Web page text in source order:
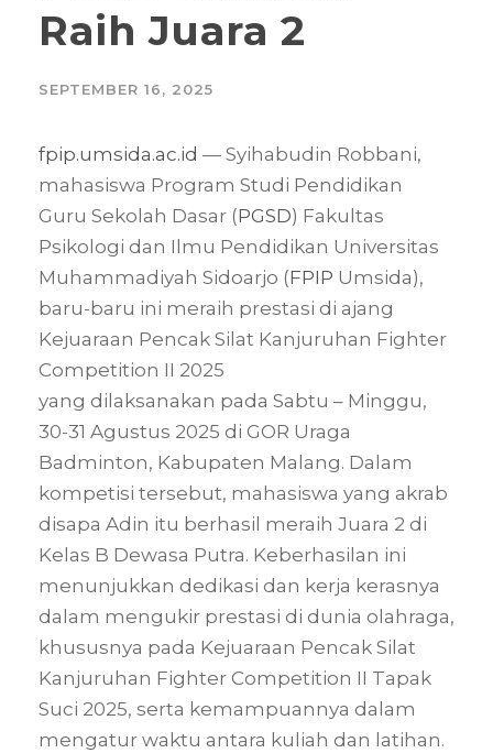
Raih Juara 2
SEPTEMBER 16, 2025
fpip.umsida.ac.id — Syihabudin Robbani,
mahasiswa Program Studi Pendidikan
Guru Sekolah Dasar (PGSD) Fakultas
Psikologi dan Ilmu Pendidikan Universitas
Muhammadiyah Sidoarjo (FPIP Umsida),
baru-baru ini meraih prestasi di ajang
Kejuaraan Pencak Silat Kanjuruhan Fighter
Competition II 2025
yang dilaksanakan pada Sabtu – Minggu,
30-31 Agustus 2025 di GOR Uraga
Badminton, Kabupaten Malang. Dalam
kompetisi tersebut, mahasiswa yang akrab
disapa Adin itu berhasil meraih Juara 2 di
Kelas B Dewasa Putra. Keberhasilan ini
menunjukkan dedikasi dan kerja kerasnya
dalam mengukir prestasi di dunia olahraga,
khususnya pada Kejuaraan Pencak Silat
Kanjuruhan Fighter Competition II Tapak
Suci 2025, serta kemampuannya dalam
mengatur waktu antara kuliah dan latihan.